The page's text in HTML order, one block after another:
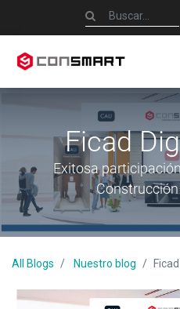
Ficad
Exitosa
All Blogs Nuestro blog